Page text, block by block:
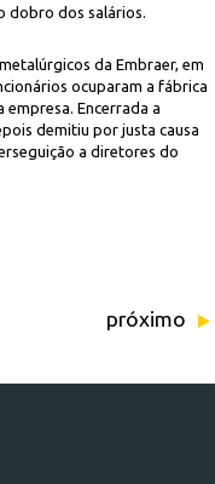
dobro dos salários.
da Embraer, em
ocuparam a fábrica
Encerrada a
demitiu por justa causa
a diretores do
próximo